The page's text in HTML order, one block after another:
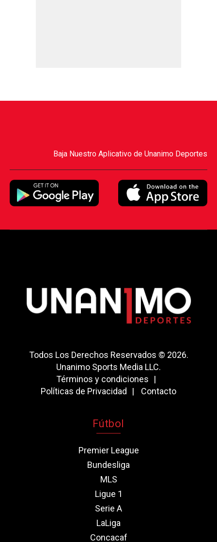
Baja Nuestro Aplicativo de Unanimo Deportes
Todos Los Derechos Reservados © 2026.
Unanimo Sports Media LLC.
Términos y condiciones
Políticas de Privacidad
Contacto
Fútbol
Premier League
Bundesliga
MLS
Ligue 1
Serie A
LaLiga
Concacaf